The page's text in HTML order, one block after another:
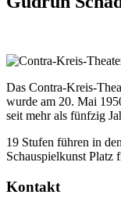
Das Contra-Kreis-
wurde am 20. Mai
seit mehr als fünfzig
19 Stufen führen in
Schauspielkunst Platz
Kontakt